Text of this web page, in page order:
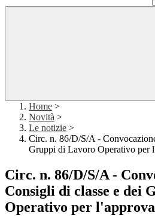
Home >
Novità >
Le notizie >
Circ. n. 86/D/S/A -
Gruppi di Lavoro Operativo per
Circ. n. 86/D/S/A -
Consigli di classe e dei
Operativo per